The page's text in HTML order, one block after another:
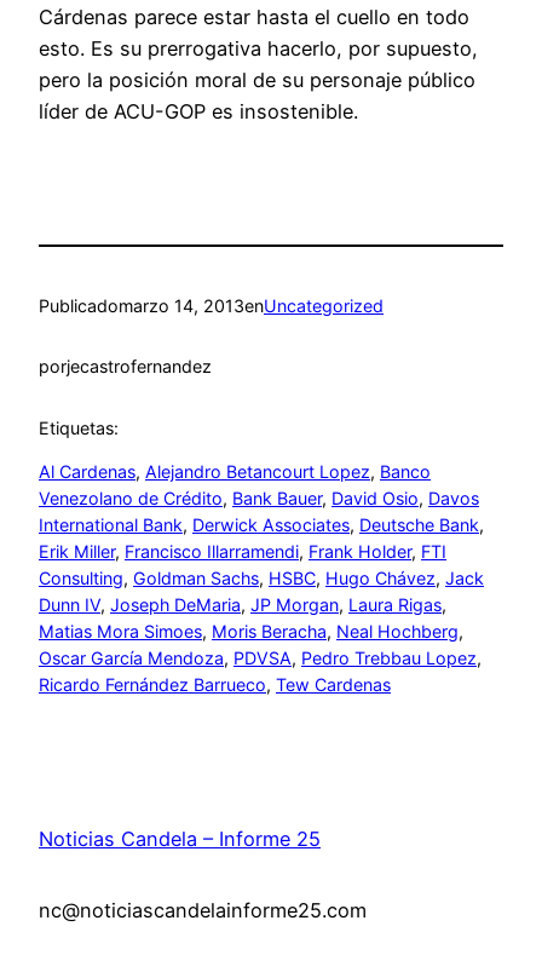
Cárdenas parece estar hasta el cuello en todo
esto. Es su prerrogativa hacerlo, por supuesto,
pero la posición moral de su personaje público
líder de ACU-GOP es insostenible.
Publicadomarzo 14, 2013enUncategorized
porjecastrofernandez
Etiquetas:
Al Cardenas, Alejandro Betancourt Lopez, Banco
Venezolano de Crédito, Bank Bauer, David Osio, Davos
International Bank, Derwick Associates, Deutsche Bank
Erik Miller, Francisco Illarramendi, Frank Holder, FTI
Consulting, Goldman Sachs, HSBC, Hugo Chávez, Jack
Dunn IV, Joseph DeMaria, JP Morgan, Laura Rigas
Matias Mora Simoes, Moris Beracha, Neal Hochberg
Oscar García Mendoza, PDVSA, Pedro Trebbau Lopez
Ricardo Fernández Barrueco, Tew Cardenas
Noticias Candela – Informe 25
nc@noticiascandelainforme25.com